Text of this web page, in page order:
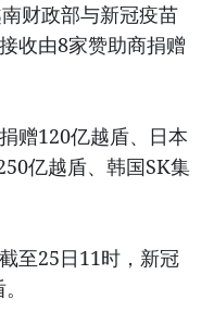
财政部与新冠疫苗
收由8家赞助商捐赠
赠120亿越盾、日本
亿越盾、韩国SK集
至25日11时，新冠